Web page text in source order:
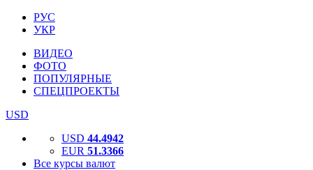
РУС
УКР
ВИДЕО
ФОТО
ПОПУЛЯРНЫЕ
СПЕЦПРОЕКТЫ
USD
USD 44.4942
EUR 51.3366
Все курсы валют